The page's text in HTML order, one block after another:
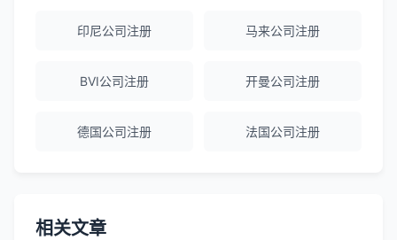
越南公司注册全程指导，文件准备非常专
印尼公司注册 马来公司注册
BVI公司注册 开曼公司注册
德国公司注册 法国公司注册
相关文章